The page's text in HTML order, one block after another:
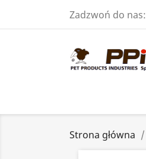
Zadzwoń do nas:
Strona główna